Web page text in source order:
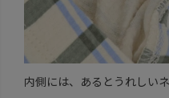
内側には、あるとうれしい